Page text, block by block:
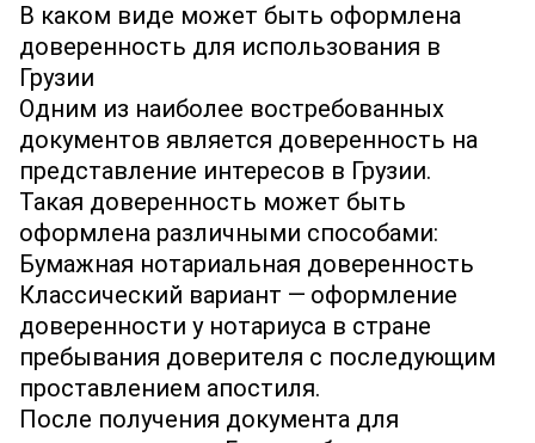
В каком виде может быть оформлена
доверенность для использования в
Грузии
Одним из наиболее востребованных
документов является доверенность на
представление интересов в Грузии.
Такая доверенность может быть
оформлена различными способами:
Бумажная нотариальная доверенность
Классический вариант — оформление
доверенности у нотариуса в стране
пребывания доверителя с последующим
проставлением апостиля.
После получения документа для